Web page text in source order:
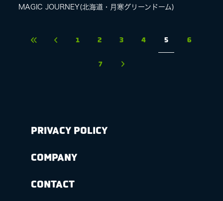
MAGIC JOURNEY(北海道・月寒グリーンドーム)
1 2 3 4 5 6
7
PRIVACY POLICY
COMPANY
CONTACT